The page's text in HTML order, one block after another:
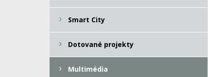
Smart City
Dotované projekty
Multimédia